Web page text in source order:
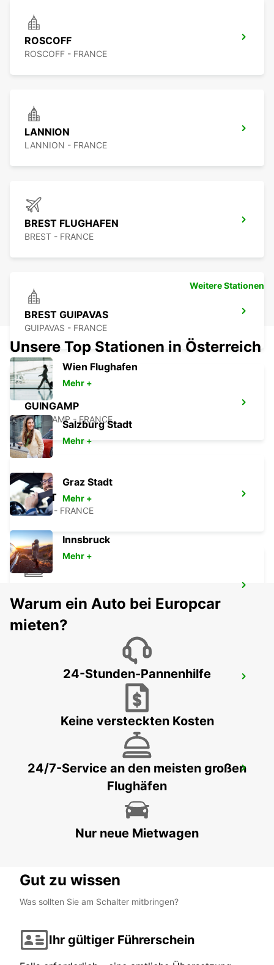
ROSCOFF
ROSCOFF - FRANCE
LANNION
LANNION - FRANCE
BREST FLUGHAFEN
BREST - FRANCE
BREST GUIPAVAS
GUIPAVAS - FRANCE
GUINGAMP
GUINGAMP - FRANCE
BREST
BREST - FRANCE
BREST - FRANCE
BREST BAHNHOF AUSSEN
QUIMPER BAHNHOF
Weitere Stationen
Unsere Top Stationen in Österreich
Wien Flughafen
Mehr +
Salzburg Stadt
Mehr +
Graz Stadt
Mehr +
Innsbruck
Mehr +
Warum ein Auto bei Europcar
mieten?
24-Stunden-Pannenhilfe
Keine versteckten Kosten
24/7-Service an den meisten großen
Flughäfen
Nur neue Mietwagen
Gut zu wissen
Was sollten Sie am Schalter mitbringen?
Ihr gültiger Führerschein